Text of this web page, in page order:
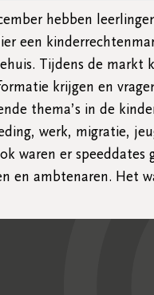
hebben
een
Tijdens de markt
krijgen en
thema’s in de
werk, migratie,
waren er speeddates
en ambtenaren. Het